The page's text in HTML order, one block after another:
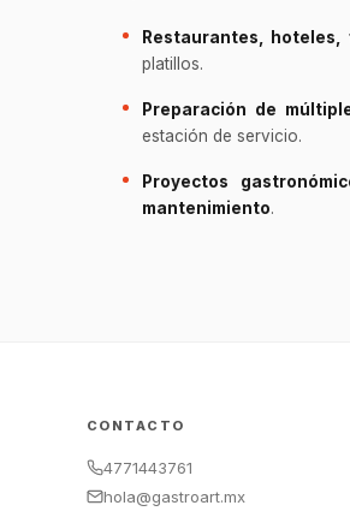
Restaurantes,
platillos.
Preparación de
estación de servicio.
Proyectos
mantenimiento.
CONTACTO
4771443761
hola@gastroart.mx